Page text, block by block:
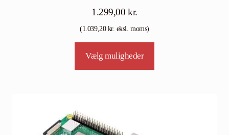
1.299,00kr.
(1.039,20kr. eksl. moms)
Vælg muligheder